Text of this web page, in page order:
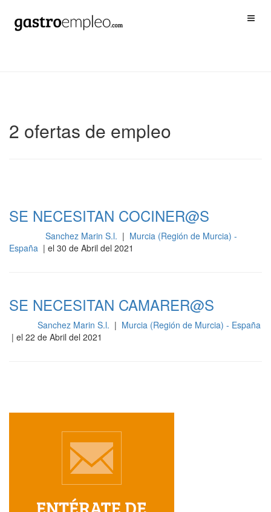
2 ofertas de empleo
SE NECESITAN COCINER@S
Sanchez Marin S.l. | Murcia (Región de Murcia) -
España | el 30 de Abril del 2021
SE NECESITAN CAMARER@S
Sanchez Marin S.l. | Murcia (Región de Murcia) - España
| el 22 de Abril del 2021